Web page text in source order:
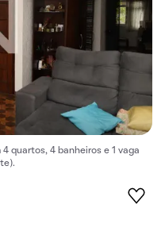
4 quartos, 4 banheiros e 1 vaga